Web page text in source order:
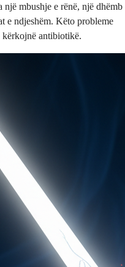
mbushje e rënë, një dhëmb
e ndjeshëm. Këto probleme
antibiotikë.